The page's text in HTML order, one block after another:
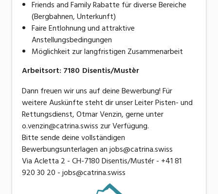
Friends and Family Rabatte für diverse Bereiche
(Bergbahnen, Unterkunft)
Faire Entlohnung und attraktive
Anstellungsbedingungen
Möglichkeit zur langfristigen Zusammenarbeit
Arbeitsort: 7180 Disentis/Mustèr
Dann freuen wir uns auf deine Bewerbung! Für
weitere Auskünfte steht dir unser Leiter Pisten- und
Rettungsdienst, Otmar Venzin, gerne unter
o.venzin@catrina.swiss zur Verfügung.
Bitte sende deine vollständigen
Bewerbungsunterlagen an jobs@catrina.swiss
Via Acletta 2 - CH-7180 Disentis/Mustér - +41 81
920 30 20 - jobs@catrina.swiss